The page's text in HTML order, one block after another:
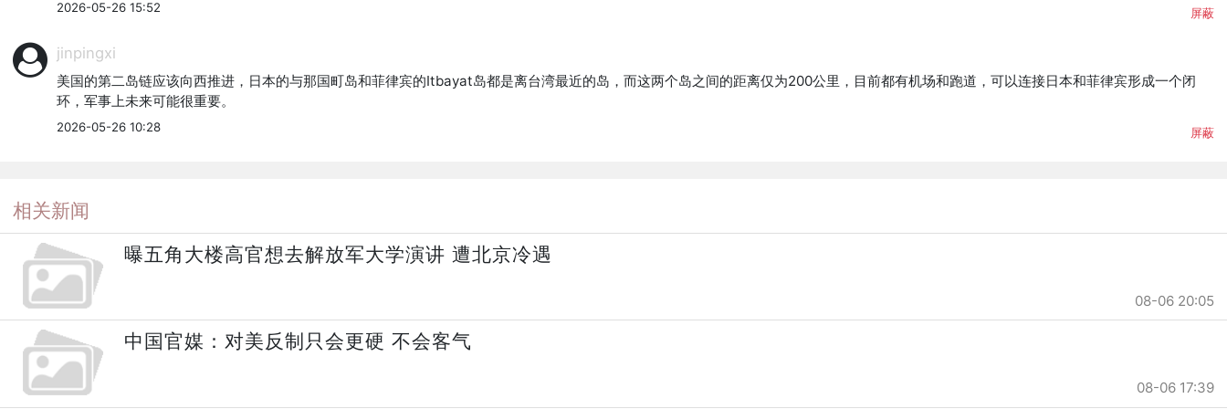
2026-05-26 15:52 屏蔽
jinpingxi
美国的第二岛链应该向西推进，日本的与那国町岛和菲律宾的Itbayat岛都是离台湾最近的岛，而这两个岛之间的距离仅为200公里，目前都有机场和跑道，可以连接日本和菲律宾形成一个闭
环，军事上未来可能很重要。
2026-05-26 10:28 屏蔽
相关新闻
曝五角大楼高官想去解放军大学演讲 遭北京冷遇
08-06 20:05
中国官媒：对美反制只会更硬 不会客气
08-06 17:39